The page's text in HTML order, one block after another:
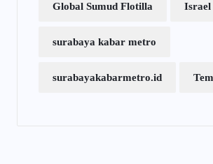
Global Sumud Flotilla Israel
surabaya kabar metro
surabayakabarmetro.id